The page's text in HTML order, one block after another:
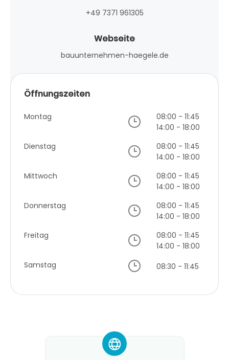
+49 7371 961305
Webseite
bauunternehmen-haegele.de
Öffnungszeiten
Montag
08:00 - 11:45
14:00 - 18:00
Dienstag
08:00 - 11:45
14:00 - 18:00
Mittwoch
08:00 - 11:45
14:00 - 18:00
Donnerstag
08:00 - 11:45
14:00 - 18:00
Freitag
08:00 - 11:45
14:00 - 18:00
Samstag
08:30 - 11:45
*